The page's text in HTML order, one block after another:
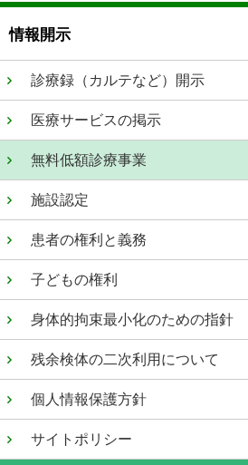
情報開示
診療録（カルテなど）開示
医療サービスの掲示
無料低額診療事業
施設認定
患者の権利と義務
子どもの権利
身体的拘束最小化のための指針
残余検体の二次利用について
個人情報保護方針
サイトポリシー